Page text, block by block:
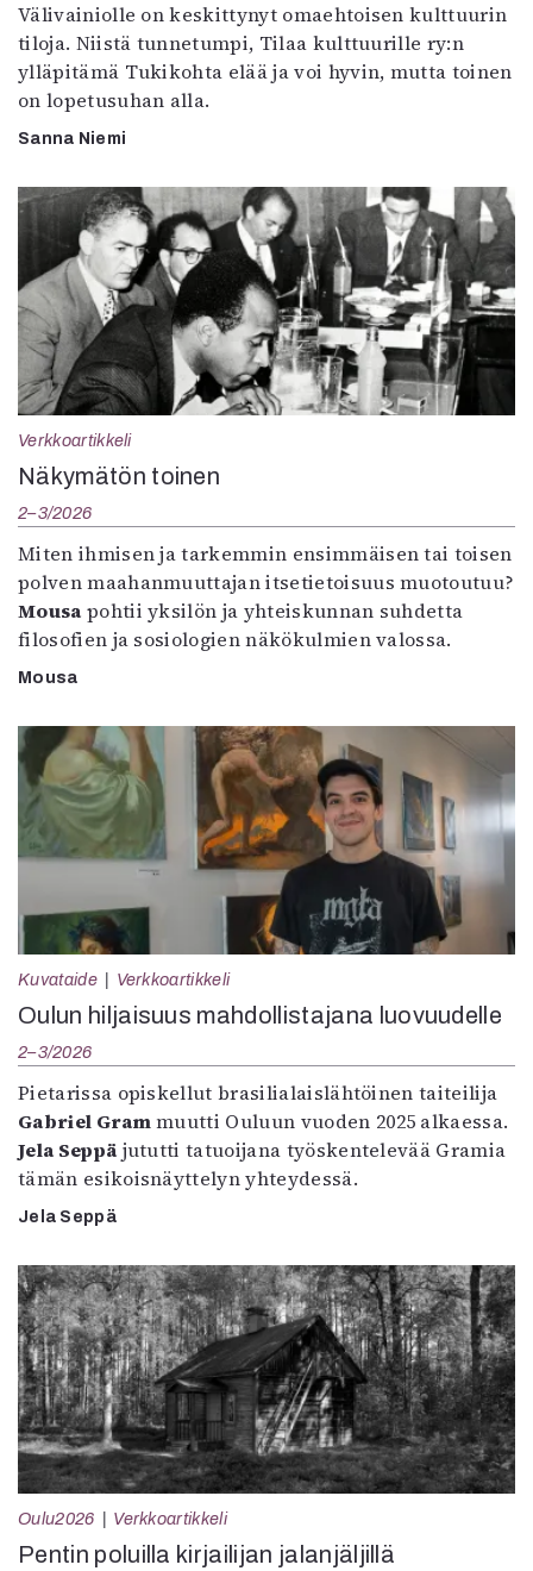
Välivainiolle on keskittynyt omaehtoisen kulttuurin
tiloja. Niistä tunnetumpi, Tilaa kulttuurille ry:n
ylläpitämä Tukikohta elää ja voi hyvin, mutta toinen
on lopetusuhan alla.
Sanna Niemi
Verkkoartikkeli
Näkymätön toinen
2–3/2026
Miten ihmisen ja tarkemmin ensimmäisen tai toisen
polven maahanmuuttajan itsetietoisuus muotoutuu?
Mousa pohtii yksilön ja yhteiskunnan suhdetta
filosofien ja sosiologien näkökulmien valossa.
Mousa
Kuvataide Verkkoartikkeli
Oulun hiljaisuus mahdollistajana luovuudelle
2–3/2026
Pietarissa opiskellut brasilialaislähtöinen taiteilija
Gabriel Grammuutti Ouluun vuoden 2025 alkaessa.
Jela Seppä jututti tatuoijana työskentelevää Gramia
tämän esikoisnäyttelyn yhteydessä.
Jela Seppä
Oulu2026 Verkkoartikkeli
Pentin poluilla kirjailijan jalanjäljillä